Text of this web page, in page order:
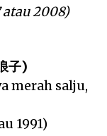
2008)
子)
merah salju,
1991)